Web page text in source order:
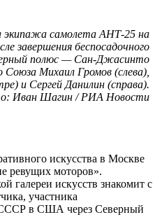
экипажа самолета АНТ-25 на
завершения беспосадочного
полюс — Сан-Джасинто
Михаил Громов (слева),
и Сергей Данилин (справа).
Иван Шагин / РИА Новости
искусства в Москве
ревущих моторов».
галереи искусств знакомит с
участника
СССР в США через Северный